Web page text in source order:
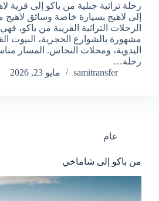
رحلة تراثية جبلية من باكو إلى قرية
إلى لاهيج بسيارة خاصة وسائق
الرحلات التراثية القريبة من باكو،
مشهورة بالشوارع الحجرية، البيوت
اليدوية، ومحلات النحاس. المسار
رحلة…
samitransfer
مايو 23, 2026
عام
من باكو إلى شاماخي